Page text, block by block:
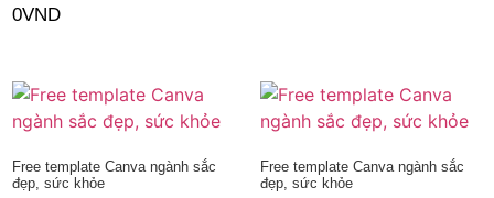
0VND
Free template Canva ngành sắc
đẹp, sức khỏe
Free template Canva ngành sắc
đẹp, sức khỏe